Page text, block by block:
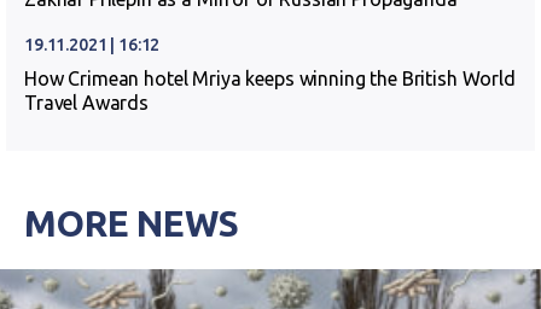
19.11.2021 | 16:12
How Crimean hotel Mriya keeps winning the British World
Travel Awards
MORE NEWS